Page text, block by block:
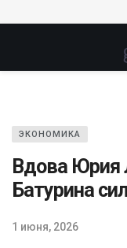
ЭКОНОМИКА
Вдова Юрия
Батурина
1 июня, 2026